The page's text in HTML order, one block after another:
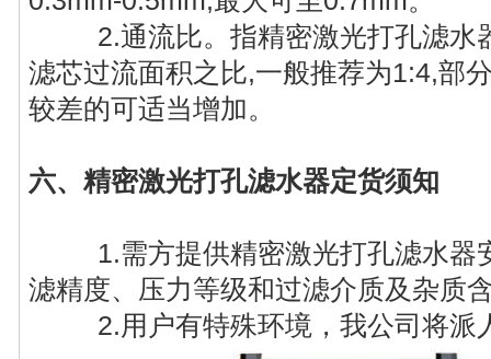
2.通流比。指精密激光打孔滤水
滤芯过流面积之比,一般推荐为1:4,部
较差的可适当增加。
六、精密激光打孔滤水器定货须知
1.需方提供精密激光打孔滤水器
滤精度、压力等级和过滤介质及杂质
2.用户有特殊环境，我公司将派